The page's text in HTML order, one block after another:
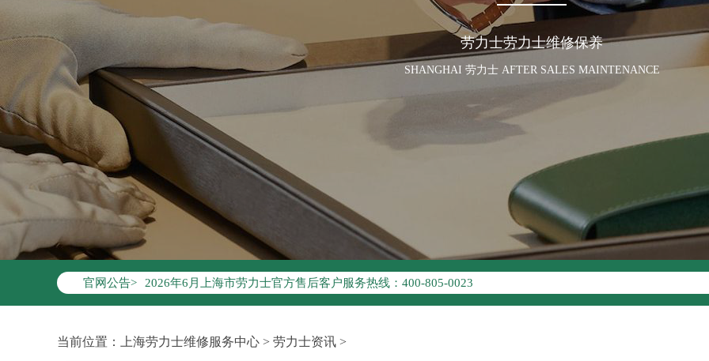
劳力士劳力士维修保养
SHANGHAI 劳力士 AFTER SALES MAINTENANCE
官网公告>
2026年6月劳力士上海市售后服务网络优化升级公告
2026年6月上海市劳力士官方售后客户服务热线：400-805-0023
2026年6月劳力士售后服务中心最新网点地址：
上海市徐汇区虹桥路3号港汇中心写字楼2座37层3705室（需提前预约）
上海市黄浦区南京东路299号宏伊国际广场写字楼8层806室劳力士售后服务中心（需提前预约）
当前位置： 上海劳力士维修服务中心 > 劳力士资讯 >